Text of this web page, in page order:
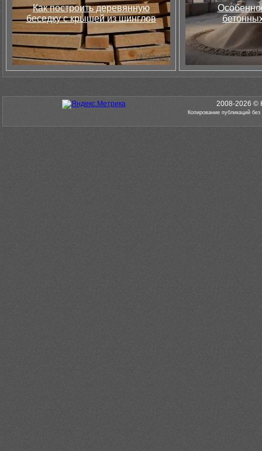
Как построить деревянную
беседку с крышей из шинглов
2008-2026 ©
Копирование публикаций